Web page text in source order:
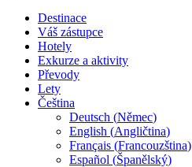
Destinace
Váš zástupce
Hotely
Exkurze a aktivity
Převody
Lety
Čeština
Deutsch (Němec)
English (Angličtina)
Français (Francouzština)
Español (Španělský)